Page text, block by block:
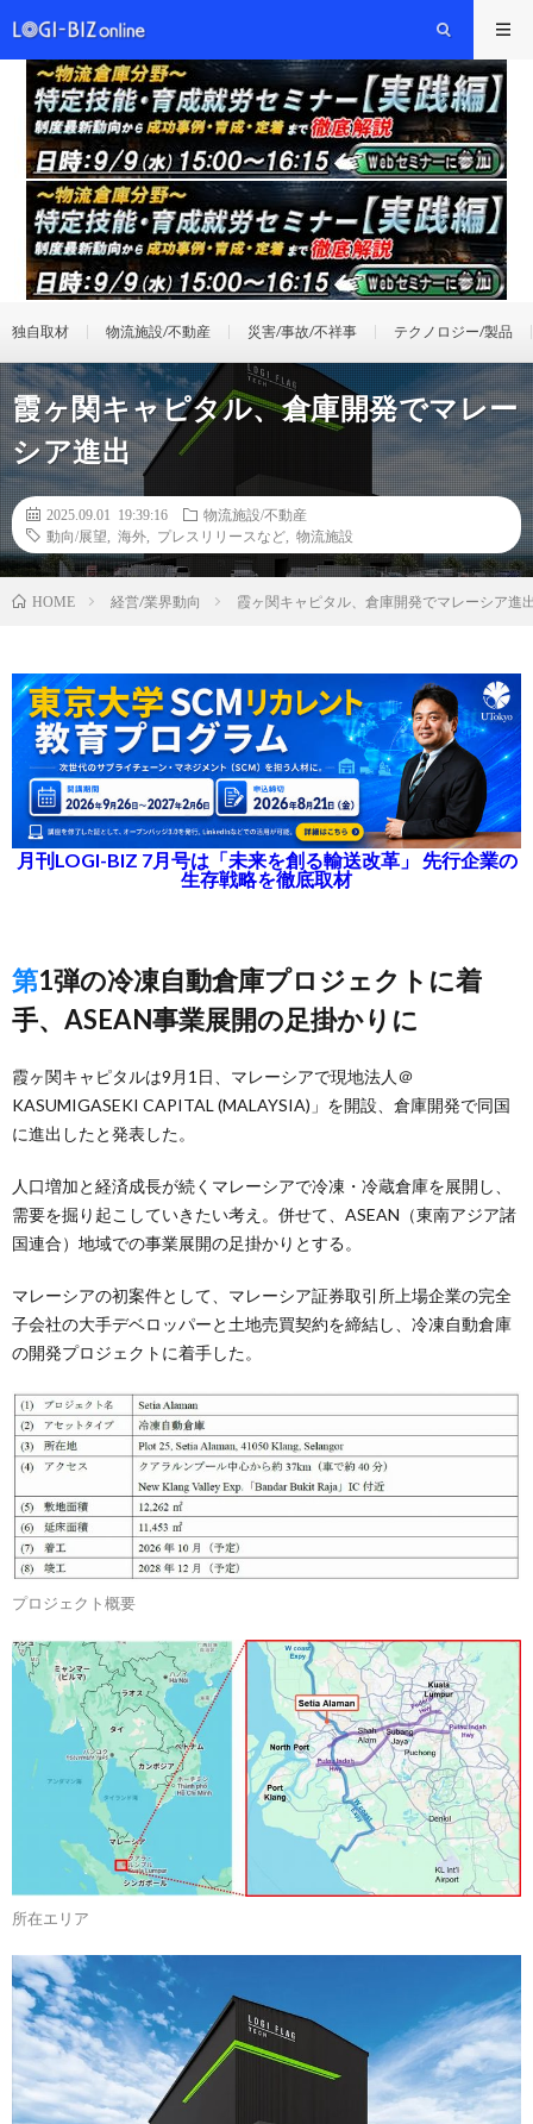
独自取材 物流施設/不動産 災害/事故/不祥事 テクノロジー/製品
霞ヶ関キャピタル、倉庫開発でマレー
シア進出
2025.09.01 19:39:16
物流施設/不動産
動向/展望
海外 プレスリリースなど 物流施設
HOME 経営/業界動向 霞ヶ関キャピタル、倉庫開発でマレーシア進
月刊LOGI-BIZ 7月号は「未来を創る輸送改革」 先行企業の
生存戦略を徹底取材
第1弾の冷凍自動倉庫プロジェクトに着
手、ASEAN事業展開の足掛かりに
霞ヶ関キャピタルは9月1日、マレーシアで現地法人＠
KASUMIGASEKI CAPITAL (MALAYSIA)」を開設、倉庫開発で同国
に進出したと発表した。
人口増加と経済成長が続くマレーシアで冷凍・冷蔵倉庫を展開し、
需要を掘り起こしていきたい考え。併せて、ASEAN（東南アジア諸
国連合）地域での事業展開の足掛かりとする。
マレーシアの初案件として、マレーシア証券取引所上場企業の完全
子会社の大手デベロッパーと土地売買契約を締結し、冷凍自動倉庫
の開発プロジェクトに着手した。
プロジェクト概要
所在エリア